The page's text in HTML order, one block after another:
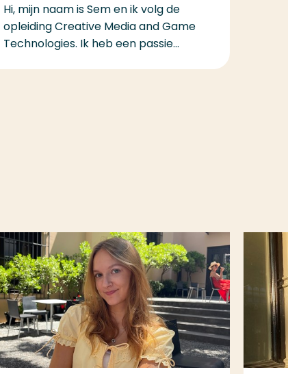
Hi, mijn naam is Sem en ik volg de
opleiding Creative Media and Game
Technologies. Ik heb een passie...